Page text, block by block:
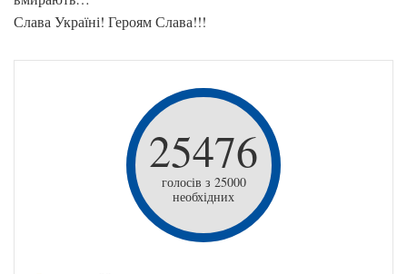
Слава Україні! Героям Слава!!!
25476
голосів з 25000
необхідних